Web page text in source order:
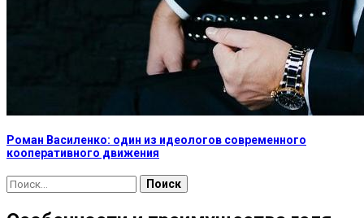
Роман Василенко: один из идеологов современного
кооперативного движения
Найти: